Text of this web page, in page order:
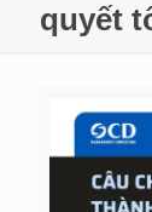
quyết